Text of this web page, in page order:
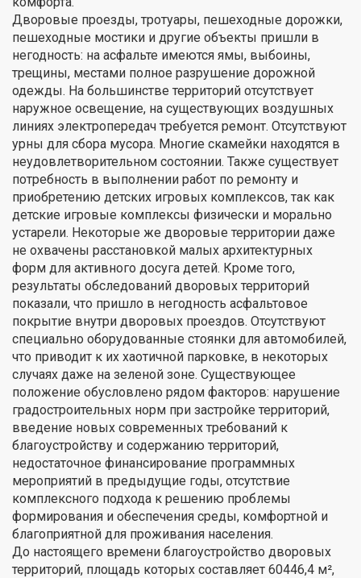
Дворовые проезды, тротуары, пешеходные дорожки,
пешеходные мостики и другие объекты пришли в
негодность: на асфальте имеются ямы, выбоины,
трещины, местами полное разрушение дорожной
одежды. На большинстве территорий отсутствует
наружное освещение, на существующих воздушных
линиях электропередач требуется ремонт. Отсутствуют
урны для сбора мусора. Многие скамейки находятся в
неудовлетворительном состоянии. Также существует
потребность в выполнении работ по ремонту и
приобретению детских игровых комплексов, так как
детские игровые комплексы физически и морально
устарели. Некоторые же дворовые территории даже
не охвачены расстановкой малых архитектурных
форм для активного досуга детей. Кроме того,
результаты обследований дворовых территорий
показали, что пришло в негодность асфальтовое
покрытие внутри дворовых проездов. Отсутствуют
специально оборудованные стоянки для автомобилей,
что приводит к их хаотичной парковке, в некоторых
случаях даже на зеленой зоне. Существующее
положение обусловлено рядом факторов: нарушение
градостроительных норм при застройке территорий,
введение новых современных требований к
благоустройству и содержанию территорий,
недостаточное финансирование программных
мероприятий в предыдущие годы, отсутствие
комплексного подхода к решению проблемы
формирования и обеспечения среды, комфортной и
благоприятной для проживания населения.
До настоящего времени благоустройство дворовых
территорий, площадь которых составляет 60446,4 м²,